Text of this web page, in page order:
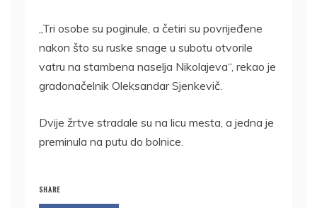
„Tri osobe su poginule, a četiri su povrijeđene
nakon što su ruske snage u subotu otvorile
vatru na stambena naselja Nikolajeva“, rekao je
gradonačelnik Oleksandar Sjenkevič.
Dvije žrtve stradale su na licu mesta, a jedna je
preminula na putu do bolnice.
SHARE